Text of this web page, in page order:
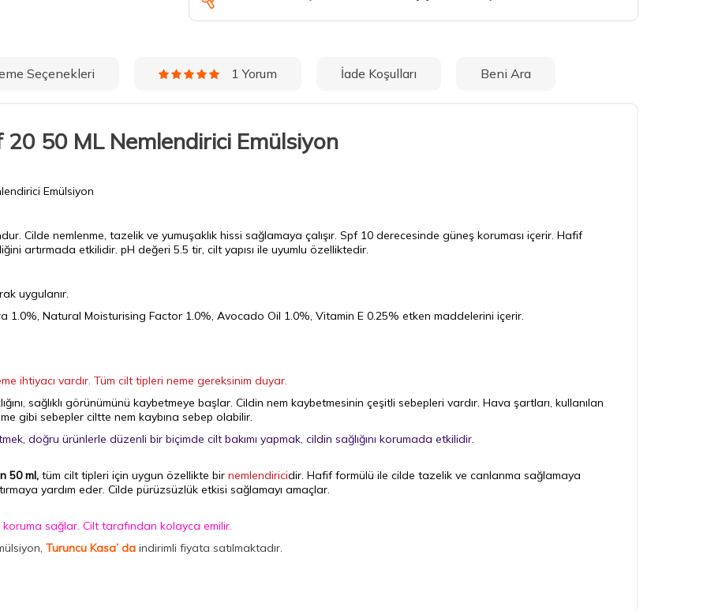
Seçenekleri 1 Yorum İade Koşulları Beni Ara
50 ML Nemlendirici Emülsiyon
Emülsiyon
Cilde nemlenme, tazelik ve yumuşaklık hissi sağlamaya çalışır. Spf 10 derecesinde güneş koruması içerir. Hafif
artırmada etkilidir. pH değeri 5.5 tir, cilt yapısı ile uyumlu özelliktedir.
uygulanır.
1.0%, Natural Moisturising Factor 1.0%, Avocado Oil 1.0%, Vitamin E 0.25% etken maddelerini içerir.
ihtiyacı vardır. Tüm cilt tipleri neme gereksinim duyar.
sağlıklı görünümünü kaybetmeye başlar. Cildin nem kaybetmesinin çeşitli sebepleri vardır. Hava şartları, kullanılan
gibi sebepler ciltte nem kaybına sebep olabilir.
doğru ürünlerle düzenli bir biçimde cilt bakımı yapmak, cildin sağlığını korumada etkilidir.
50 ml, tüm cilt tipleri için uygun özellikte bir nemlendiricidir. Hafif formülü ile cilde tazelik ve canlanma sağlamaya
yardım eder. Cilde pürüzsüzlük etkisi sağlamayı amaçlar.
sağlar. Cilt tarafından kolayca emilir.
Turuncu Kasa’ da indirimli fiyata satılmaktadır.